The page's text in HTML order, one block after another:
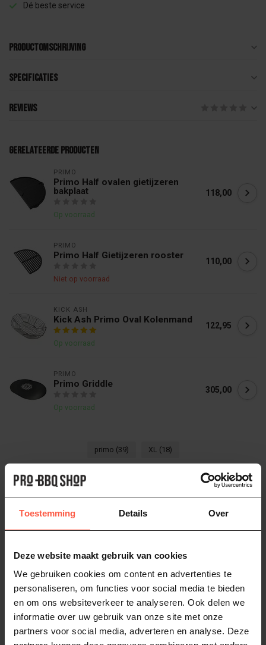
Toestemming Details Over
Deze website maakt gebruik van cookies
We gebruiken cookies om content en advertenties te
personaliseren, om functies voor social media te bieden
en om ons websiteverkeer te analyseren. Ook delen we
informatie over uw gebruik van onze site met onze
partners voor social media, adverteren en analyse. Deze
Dé beste service
Productomschrijving
Specificaties
Reviews
Gerelateerde producten
PRIMO
Primo Half ovalen gietijzeren
bakplaat
Op voorraad
118,00
PRIMO
Primo Half Gietijzeren rooster
Niet op voorraad
110,00
KICK ASH
Kick Ash Primo Oval Kolenmand
Op voorraad
122,95
PRIMO
Primo Griddle
Op voorraad
305,00
primo (39) XL (18)
Heb je vragen over dit product?
Of heb je hulp nodig bij het bestellen? Neem
dan gerust contact op via
Whatsapp ofbel
ons (06-46141068). We helpen je graag!
Bezorgen of ophalen van jouw BBQ